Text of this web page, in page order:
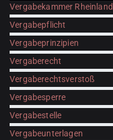
Vergabekammer Rheinland
Vergabepflicht
Vergabeprinzipien
Vergaberecht
Vergaberechtsverstoß
Vergabesperre
Vergabestelle
Vergabeunterlagen